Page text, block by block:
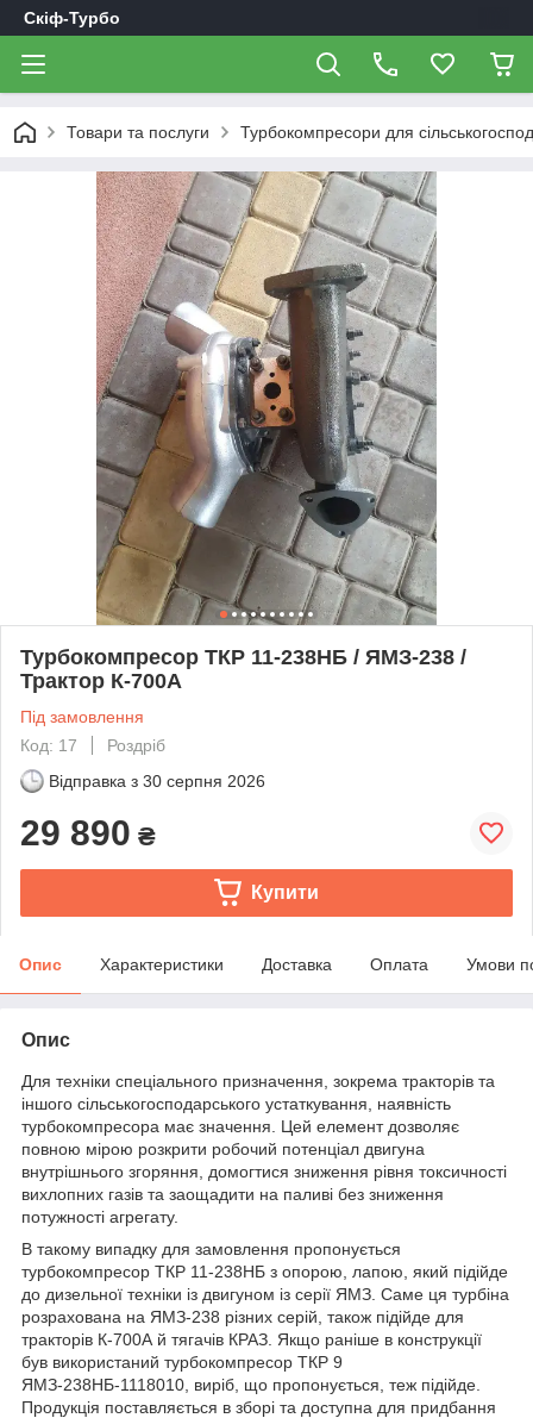
Скіф-Турбо
Товари та послуги Турбокомпресори для
Турбокомпресор ТКР 11-238НБ / ЯМЗ-238 /
Трактор К-700А
Під замовлення
Код: 17
Роздріб
Відправка з 30 серпня 2026
29 890 ₴
Купити
Опис Характеристики Доставка Оплата Умови
Опис
Для техніки спеціального призначення, зокрема тракторів та
іншого сільськогосподарського устаткування, наявність
турбокомпресора має значення. Цей елемент дозволяє
повною мірою розкрити робочий потенціал двигуна
внутрішнього згоряння, домогтися зниження рівня токсичності
вихлопних газів та заощадити на паливі без зниження
потужності агрегату.
В такому випадку для замовлення пропонується
турбокомпресор ТКР 11-238НБ з опорою, лапою, який підійде
до дизельної техніки із двигуном із серії ЯМЗ. Саме ця турбіна
розрахована на ЯМЗ-238 різних серій, також підійде для
тракторів К-700А й тягачів КРАЗ. Якщо раніше в конструкції
був використаний турбокомпресор ТКР 9
ЯМЗ-238НБ-1118010, виріб, що пропонується, теж підійде.
Продукція поставляється в зборі та доступна для придбання